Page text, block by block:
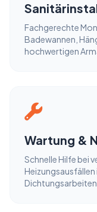
Fachgerechte
Badewannen,
hochwertigen
Wartung &
Schnelle Hilfe bei
Dichtungsarbeiten.